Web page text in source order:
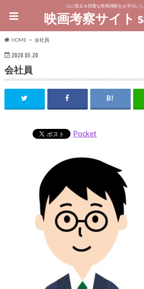
心に残る＆快適な映画体験をお手伝い
映画考察サイト
HOME 会社員
2020.03.20
会社員
Pocket